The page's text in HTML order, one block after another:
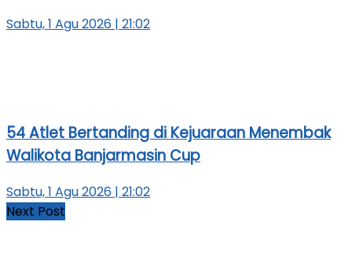
Sabtu, 1 Agu 2026 | 21:02
54 Atlet Bertanding di Kejuaraan Menembak
Walikota Banjarmasin Cup
Sabtu, 1 Agu 2026 | 21:02
Next Post